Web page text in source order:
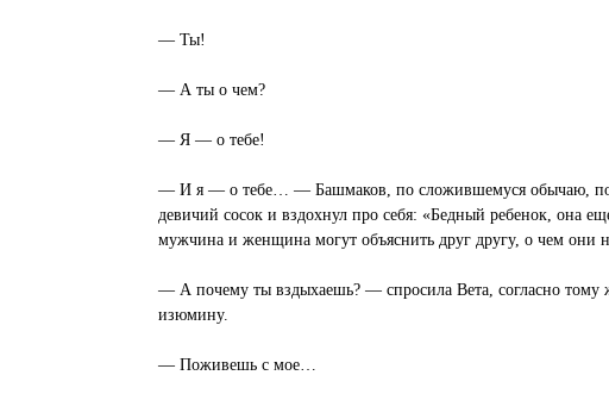
— Ты!
— А ты о чем?
— Я — о тебе!
— И я — о тебе… — Башмаков, по сложившемуся обычаю,
девичий сосок и вздохнул про себя: «Бедный ребенок, она
мужчина и женщина могут объяснить друг другу, о чем они
— А почему ты вздыхаешь? — спросила Вета, согласно тому
изюмину.
— Поживешь с мое…